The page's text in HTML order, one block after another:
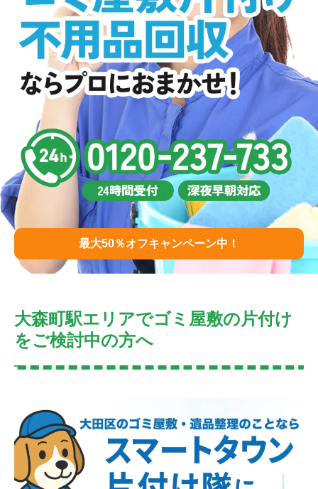
最大50％オフキャンペーン中！
大森町駅エリアでゴミ屋敷の片付け
をご検討中の方へ